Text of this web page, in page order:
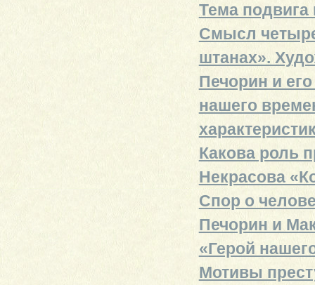
Тема подвига
Смысл
штанах».
Печорин и
нашего
Какова роль
Некрасова
Спор о
Печорин и
«Герой
Мотивы